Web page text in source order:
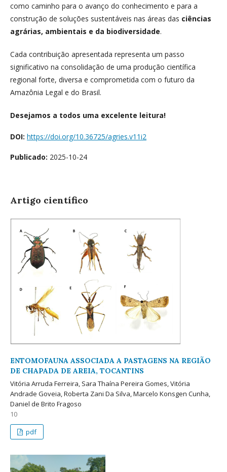
como caminho para o avanço do conhecimento e para a
construção de soluções sustentáveis nas áreas das ciências
agrárias, ambientais e da biodiversidade.
Cada contribuição apresentada representa um passo
significativo na consolidação de uma produção científica
regional forte, diversa e comprometida com o futuro da
Amazônia Legal e do Brasil.
Desejamos a todos uma excelente leitura!
DOI: https://doi.org/10.36725/agries.v11i2
Publicado: 2025-10-24
Artigo científico
ENTOMOFAUNA ASSOCIADA A PASTAGENS NA REGIÃO
DE CHAPADA DE AREIA, TOCANTINS
Vitória Arruda Ferreira, Sara Thaína Pereira Gomes, Vitória
Andrade Goveia, Roberta Zani Da Silva, Marcelo Konsgen Cunha,
Daniel de Brito Fragoso
10
pdf